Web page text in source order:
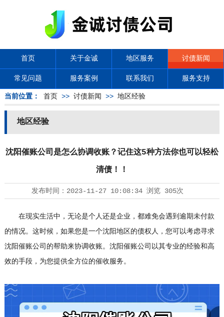
首页 关于金诚 地区服务 讨债新闻
常见问题 服务案例 联系我们 服务支持
当前位置： 首页 >> 讨债新闻 >> 地区经验
地区经验
沈阳催账公司是怎么协调收账？记住这5种方法你也可以轻松
清债！！
发布时间： 2023-11-27 10:08:34浏览 305次
在现实生活中，无论是个人还是企业，都难免会遇到逾期未付款
的情况。这时候，如果您是一个沈阳地区的债权人，您可以考虑寻求
沈阳催账公司的帮助来协调收账。沈阳催账公司以其专业的经验和高
效的手段，为您提供全方位的催收服务。